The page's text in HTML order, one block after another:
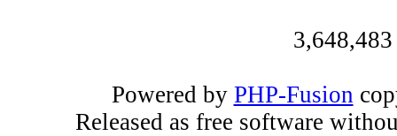
Powered by PHP-Fusion
Released as free software